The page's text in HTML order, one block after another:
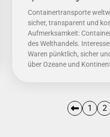
Containertransporte
sicher, transparent und
Aufmerksamkeit:
des Welthandels.
Waren pünktlich, sicher
über Ozeane und
1 2